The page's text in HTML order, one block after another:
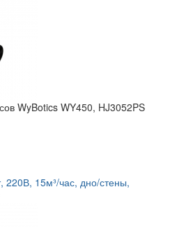
WyBotics WY450, HJ3052PS
220В, 15м³/час, дно/стены,